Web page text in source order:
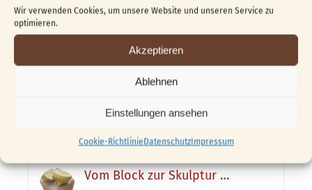
Wir verwenden Cookies, um unsere Website und unseren Service zu
optimieren.
Akzeptieren
Ablehnen
Einstellungen ansehen
Cookie-RichtlinieDatenschutzImpressum
Beliebt Kürzlich
Vom Block zur Skulptur …